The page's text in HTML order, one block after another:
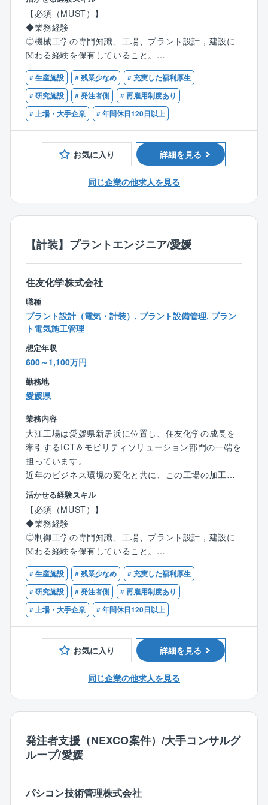
り、学びや成長のチャンスにあふれた環境である。
＜キャリアパス（例）＞
入社後は、自身で設計,建設したプラントの合理化やメ
ンテナンス業務を経験することで、設備管理や工場運
営に関するスキルを習得。将来的には設備管理部門の
責任者として工場経営に参画いただくことも可能で
す。また、高度な専門知識を有する技術者として、全
社のエンジニアリング業務の最適化を推進し、技術戦
略をリードする責任者を目指すことも可能です。
●中長期的な工場インフラ整備を視野に入れ、機械工学
の専門知識を活かして業務を遂行。
●設備メーカーや工事会社との調整,発注業務も担当。
●新規工場建設時には基本計画段階から機械設計業務お
よびプロジェクト遂行業務
工場建設に一から関わる経験ができ、着実にご自身の
成長を実感できる業務です。
また、ご自身の知識や経験を活かして、工場の生産性
向上や安定貢献できます。
【募集背景】
牽引するICT＆モビリティソリューション部門の一端を
立型事業をさらに発展,成長させていくためには、機械
力が求められており、新しい設備導入などの経験があ
る方を必要としています。
そういった背景の中、部署としては、国内外製造拠点
イムリーな設計、建設業務を推進し、同社および同社
グループ会社の企業競争力を高め、住友化学グループ
の収益向上に貢献することを期待されています。
加えて、工場の機械設備の工事、維持及び運用の業務
こともミッションです。
【キャリアパスイメ―ジ】
◎まずは工場の機械系エンジニアとして設備の設計,保
守,運用を担当。
◎経験を積んだ後、新しい設備導入プロジェクトを担
当。
◎加工組立型プラントだけでなく、連続プロセス,バッ
チプロセスのプラントや海外でのプラント建設,設備導
入にも参画可能。
◎将来的には管理職としてチームのマネジメントや他
部門との連携を行い、工場の技術戦略の策定に貢献す
ることが期待される。
【必須（MUST）】
◆業務経験
◎機械工学の専門知識、工場、プラント設計，建設に
関わる経験を保有していること。
◎環境、保安、安全関係法令について一定の知識，経
験を持っていること。
【歓迎（WANT）】
◆業務経験：
系のプラントの機械設計業務経験がある方が望まし
い。
◎工場機械設備における、設備の強度計算、材料選
ついての知識、経験がある方が望ましい。
害防止管理者などの資格があれば尚可。
◆語学力：TOEIC500点以上
# 生産施設 # 残業少なめ
# 充実した福利厚生
# 研究施設
# 発注者側
# 再雇用制度あり
# 上場・大手企業
# 年間休日120日以上
お気に入り 詳細を見る
同じ企業の他求人を見る
【計装】プラントエンジニア/愛媛
住友化学株式会社
職種
プラント設計（電気・計装）, プラント設備管理, プラン
ト電気施工管理
想定年収
600～1,100万円
勤務地
愛媛県
業務内容
大江工場は愛媛県新居浜に位置し、住友化学の成長を
牽引するICT＆モビリティソリューション部門の一端を
担っています。
近年のビジネス環境の変化と共に、この工場の加工組
立型事業をさらに発展、成長させていくためには、制
御系エンジニアの役割はますます重要となっていま
す。
そういった背景の中、部署としては、国内外製造拠点
の製造ラインの新設および大型の設備改変に関するタ
イムリーな設計、建設業務を推進し、同社および同社
グループ会社の企業競争力を高め、住友化学グループ
の収益向上に貢献することを期待されています。
加えて、工場の計装設備の工事、維持及び運用の業務
に関してはグループ会社と連携して効率的に推進する
こともミッションです。
●大江工場の増産,改良工事または新規工場建設におけ
●製造プロセス、設備予算、工期を意識しながら計装設
●中長期的な工場インフラ整備を視野に入れ、制御工学
の専門知識を活かして業務を遂行。
●設備メーカーや工事会社との調整,発注業務も担当。
●新規工場建設時には基本計画段階から計装設計業務お
よびプロジェクト遂行業務に従事。
活かせる経験スキル
【必須（MUST）】
◆業務経験
◎制御工学の専門知識、工場、プラント設計，建設に
関わる経験を保有していること。
◎環境、保安、安全関係法令について一定の知識，経
験を持っていること。
【歓迎（WANT）】
◆業務経験：
◎クリーンルーム内設備設計経験
◎加工組立工場での計装、メカトロ設計経験
◎プログラミング言語の知見
エネルギー管理士、電気主任技術者、危険物取扱者、
TOEIC500点以上
# 生産施設 # 残業少なめ
# 充実した福利厚生
# 研究施設
# 発注者側
# 再雇用制度あり
# 上場・大手企業
# 年間休日120日以上
お気に入り 詳細を見る
同じ企業の他求人を見る
発注者支援（NEXCO案件）/大手コンサルグ
ループ/愛媛
パシコン技術管理株式会社